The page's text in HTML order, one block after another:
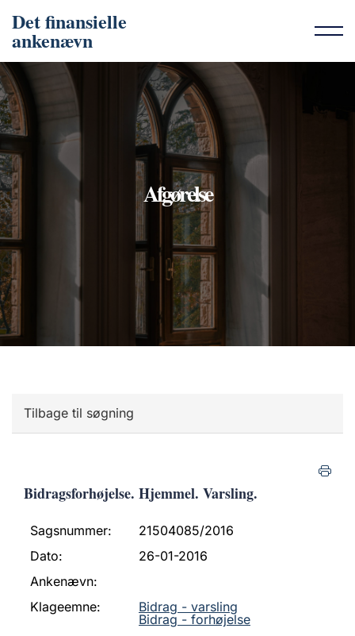
Det finansielle
ankenævn
Afgørelse
Tilbage til søgning
Bidragsforhøjelse. Hjemmel. Varsling.
Sagsnummer:
21504085/2016
Dato:
26-01-2016
Ankenævn:
Klageemne:
Bidrag - varsling
Bidrag - forhøjelse